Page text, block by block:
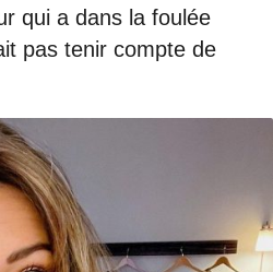
qui a dans la foulée
pas tenir compte de